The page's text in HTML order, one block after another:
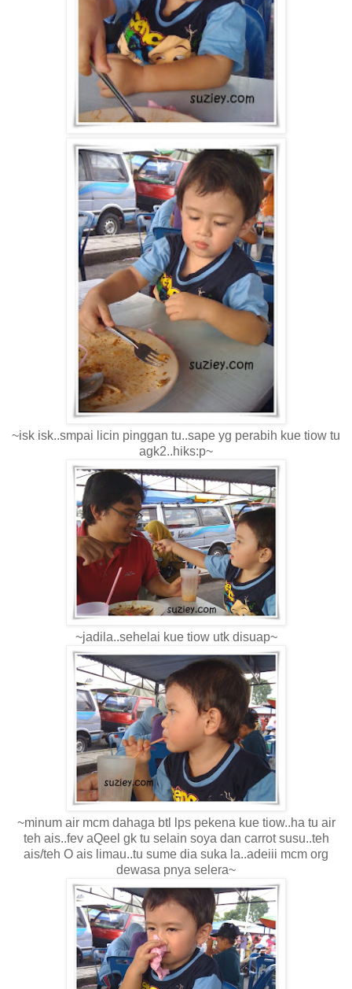
~isk isk..smpai licin pinggan tu..sape yg perabih kue tiow tu
agk2..hiks:p~
~jadila..sehelai kue tiow utk disuap~
~minum air mcm dahaga btl lps pekena kue tiow..ha tu air
teh ais..fev aQeel gk tu selain soya dan carrot susu..teh
ais/teh O ais limau..tu sume dia suka la..adeiii mcm org
dewasa pnya selera~